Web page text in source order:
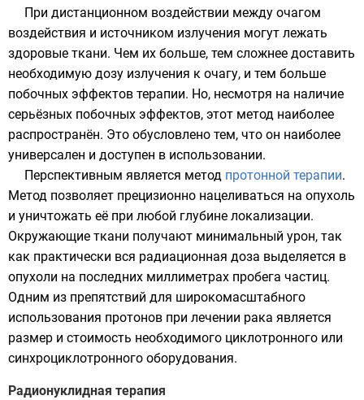
При дистанционном воздействии между очагом
воздействия и источником излучения могут лежать
здоровые ткани. Чем их больше, тем сложнее доставить
необходимую дозу излучения к очагу, и тем больше
побочных эффектов терапии. Но, несмотря на наличие
серьёзных побочных эффектов, этот метод наиболее
распространён. Это обусловлено тем, что он наиболее
универсален и доступен в использовании.
Перспективным является метод протонной терапии.
Метод позволяет прецизионно нацеливаться на опухоль
и уничтожать её при любой глубине локализации.
Окружающие ткани получают минимальный урон, так
как практически вся радиационная доза выделяется в
опухоли на последних миллиметрах пробега частиц.
Одним из препятствий для широкомасштабного
использования протонов при лечении рака является
размер и стоимость необходимого циклотронного или
синхроциклотронного оборудования.
Радионуклидная терапия